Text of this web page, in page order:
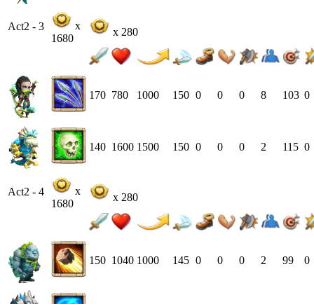
Act2 - 3
x
1680
x 280
170 780 1000 150 0 0 0 8 103 0
140 1600 1500 150 0 0 0 2 115 0
Act2 - 4
x
1680
x 280
150 1040 1000 145 0 0 0 2 99 0